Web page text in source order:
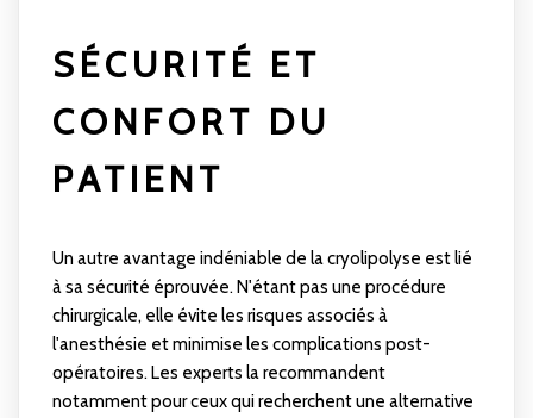
SÉCURITÉ ET
CONFORT DU
PATIENT
Un autre avantage indéniable de la cryolipolyse est lié
à sa sécurité éprouvée. N'étant pas une procédure
chirurgicale, elle évite les risques associés à
l'anesthésie et minimise les complications post-
opératoires. Les experts la recommandent
notamment pour ceux qui recherchent une alternative